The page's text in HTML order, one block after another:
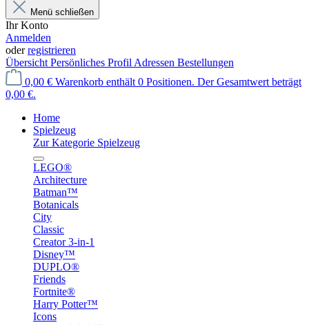
Menü schließen
Ihr Konto
Anmelden
oderregistrieren
Übersicht Persönliches Profil Adressen Bestellungen
0,00 € Warenkorb enthält 0 Positionen. Der Gesamtwert beträgt
0,00 €.
Home
Spielzeug
Zur Kategorie Spielzeug
LEGO®
Architecture
Batman™
Botanicals
City
Classic
Creator 3-in-1
Disney™
DUPLO®
Friends
Fortnite®
Harry Potter™
Icons